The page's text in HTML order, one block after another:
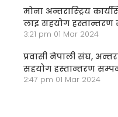
मोना अन्तरास्ट्रिय
लाइ सहयोग हस्तान्तरण
3:21 pm 01 Mar 2024
प्रवासी नेपाली संघ,
सहयोग हस्तान्तरण
2:47 pm 01 Mar 2024